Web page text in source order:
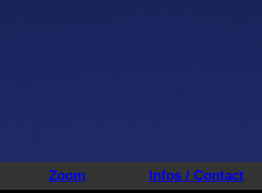
Zoom Infos / Contact